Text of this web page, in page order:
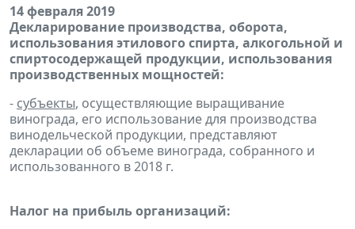
14 февраля 2019
Декларирование производства, оборота,
использования этилового спирта, алкогольной и
спиртосодержащей продукции, использования
производственных мощностей:
- субъекты, осуществляющие выращивание
винограда, его использование для производства
винодельческой продукции, представляют
декларации об объеме винограда, собранного и
использованного в 2018 г.
Налог на прибыль организаций: